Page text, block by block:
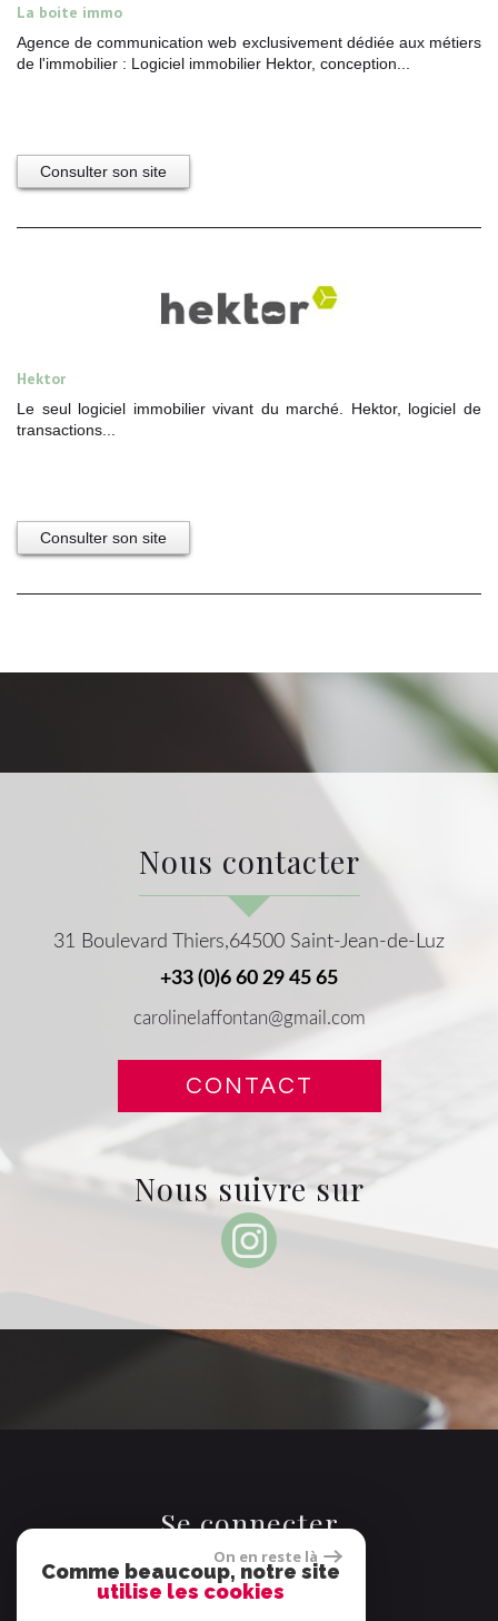
La boite immo
Agence de communication web exclusivement dédiée aux métiers
de l'immobilier : Logiciel immobilier Hektor, conception...
Consulter son site
Hektor
Le seul logiciel immobilier vivant du marché. Hektor, logiciel de
transactions...
Consulter son site
nous contacter
31 Boulevard Thiers,64500 Saint-Jean-de-Luz
+33 (0)6 60 29 45 65
carolinelaffontan@gmail.com
CONTACT
nous suivre sur
se connecter
On en reste là
Comme beaucoup, notre site
utilise les cookies